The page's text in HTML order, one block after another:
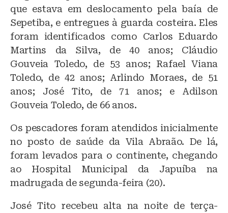
que estava em deslocamento pela baía de
Sepetiba, e entregues à guarda costeira. Eles
foram identificados como Carlos Eduardo
Martins da Silva, de 40 anos; Cláudio
Gouveia Toledo, de 53 anos; Rafael Viana
Toledo, de 42 anos; Arlindo Moraes, de 51
anos; José Tito, de 71 anos; e Adilson
Gouveia Toledo, de 66 anos.
Os pescadores foram atendidos inicialmente
no posto de saúde da Vila Abraão. De lá,
foram levados para o continente, chegando
ao Hospital Municipal da Japuíba na
madrugada de segunda-feira (20).
José Tito recebeu alta na noite de terça-